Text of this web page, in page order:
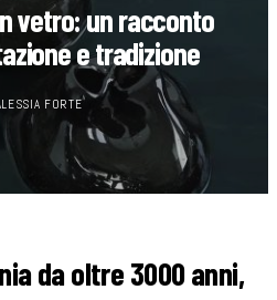
vetro: un racconto
e tradizione
FORTE
da oltre 3000 anni,